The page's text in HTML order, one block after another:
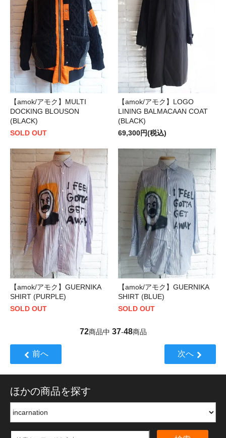
【amok/アモク】MULTI
DOCKING BLOUSON
(BLACK)
SOLD OUT
【amok/アモク】LOGO
LINING BALMACAAN COAT
(BLACK)
69,300円(税込)
【amok/アモク】GUERNIKA
SHIRT (PURPLE)
SOLD OUT
【amok/アモク】GUERNIKA
SHIRT (BLUE)
SOLD OUT
72商品中 37-48商品
前へ 次へ
ほかの商品を探す